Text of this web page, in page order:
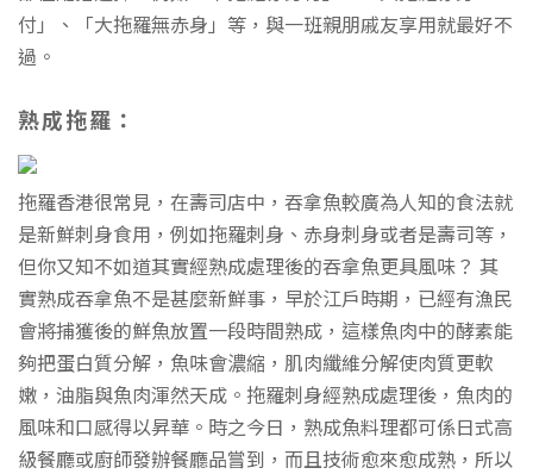
付」、「大拖羅無赤身」等，與一班親朋戚友享用就最好不
過。
熟成拖羅：
拖羅香港很常見，在壽司店中，吞拿魚較廣為人知的食法就
是新鮮刺身食用，例如拖羅刺身、赤身刺身或者是壽司等，
但你又知不如道其實經熟成處理後的吞拿魚更具風味？ 其
實熟成吞拿魚不是甚麼新鮮事，早於江戶時期，已經有漁民
會將捕獲後的鮮魚放置一段時間熟成，這樣魚肉中的酵素能
夠把蛋白質分解，魚味會濃縮，肌肉纖維分解使肉質更軟
嫩，油脂與魚肉渾然天成。拖羅刺身經熟成處理後，魚肉的
風味和口感得以昇華。時之今日，熟成魚料理都可係日式高
級餐廳或廚師發辦餐廳品嘗到，而且技術愈來愈成熟，所以